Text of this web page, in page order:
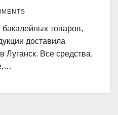
товаров,
доставила
Луганск. Все средства,